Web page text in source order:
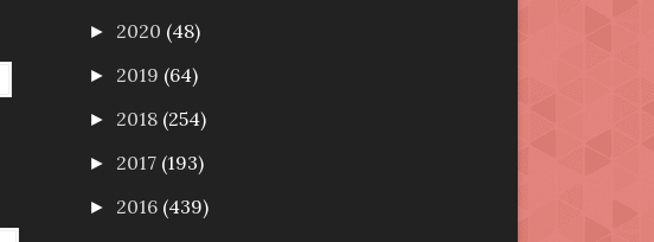
► 2020 (48)
► 2019 (64)
► 2018 (254)
► 2017 (193)
► 2016 (439)